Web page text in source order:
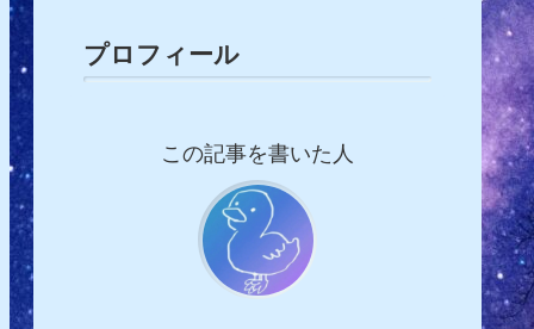
プロフィール
この記事を書いた人